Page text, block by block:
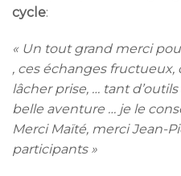
cycle:
« Un tout grand merci
, ces échanges
lâcher prise, … tant
belle aventure … je le
Merci Maïté, merci Jean-
participants »